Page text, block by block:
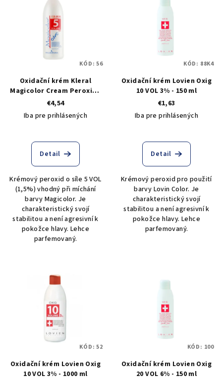
Oxidační krém Kleral
Magicolor Cream Peroxide
5 VOL 1,5% - 1000 ml
€4,54
Iba pre prihlásených
Detail
Krémový peroxid o síle 5 VOL
(1,5%) vhodný při míchání
barvy Magicolor. Je
charakteristický svojí
stabilitou a není agresivní k
pokožce hlavy. Lehce
parfemovaný.
KÓD:56
Oxidační krém Lovien Oxig
10 VOL 3% - 150 ml
€1,63
Iba pre prihlásených
Detail
Krémový peroxid pro použití
barvy Lovin Color. Je
charakteristický svojí
stabilitou a není agresivní k
pokožce hlavy. Lehce
parfemovaný.
KÓD: 88K4
Oxidační krém Lovien Oxig
10 VOL 3% - 1000 ml
KÓD:52
Oxidační krém Lovien Oxig
20 VOL 6% - 150 ml
KÓD: 100